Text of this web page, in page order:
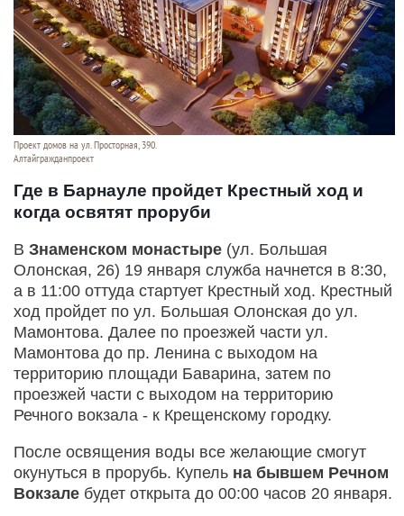
Проект домов на ул. Просторная, 390.
Алтайгражданпроект
Где в Барнауле пройдет Крестный ход и
когда освятят проруби
В Знаменском монастыре (ул. Большая
Олонская, 26) 19 января служба начнется в 8:30,
а в 11:00 оттуда стартует Крестный ход. Крестный
ход пройдет по ул. Большая Олонская до ул.
Мамонтова. Далее по проезжей части ул.
Мамонтова до пр. Ленина с выходом на
территорию площади Баварина, затем по
проезжей части с выходом на территорию
Речного вокзала - к Крещенскому городку.
После освящения воды все желающие смогут
окунуться в прорубь. Купель на бывшем Речном
Вокзале будет открыта до 00:00 часов 20 января.